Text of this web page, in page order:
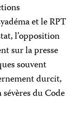
et le RPT
l’opposition
sur la presse
souvent
durcit,
du Code